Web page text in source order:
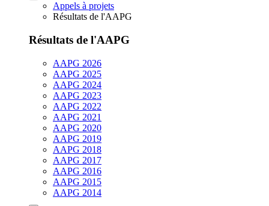
Appels à projets
Résultats de l'AAPG
Résultats de l'AAPG
AAPG 2026
AAPG 2025
AAPG 2024
AAPG 2023
AAPG 2022
AAPG 2021
AAPG 2020
AAPG 2019
AAPG 2018
AAPG 2017
AAPG 2016
AAPG 2015
AAPG 2014